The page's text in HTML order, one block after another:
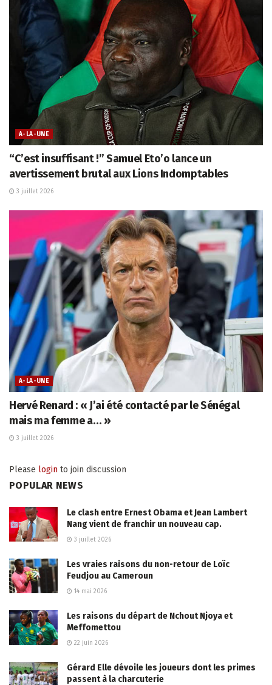
A-LA-UNE
“C’est insuffisant !” Samuel Eto’o lance un
avertissement brutal aux Lions Indomptables
3 juillet 2026
A-LA-UNE
Hervé Renard : « J’ai été contacté par le Sénégal
mais ma femme a… »
3 juillet 2026
Please login to join discussion
POPULAR NEWS
Le clash entre Ernest Obama et Jean Lambert
Nang vient de franchir un nouveau cap.
3 juillet 2026
Les vraies raisons du non-retour de Loïc
Feudjou au Cameroun
14 mai 2026
Les raisons du départ de Nchout Njoya et
Meffomettou
22 juin 2026
Gérard Elle dévoile les joueurs dont les primes
passent à la charcuterie